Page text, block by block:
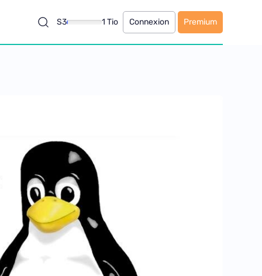
S3 1 Tio Connexion Premium